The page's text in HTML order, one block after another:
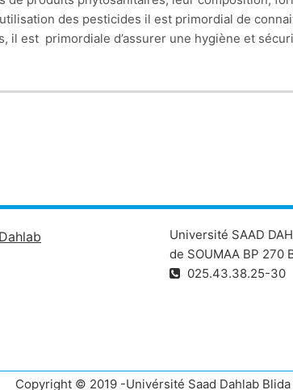
des pesticides il est primordial de
il est primordiale d’assurer une hygiène et
pour l’homme et son environnement. Les
Université SAAD
de SOUMAA BP 270
025.43.38.25-30
Copyright © 2019 -Univérsité Saad Dahlab Blida